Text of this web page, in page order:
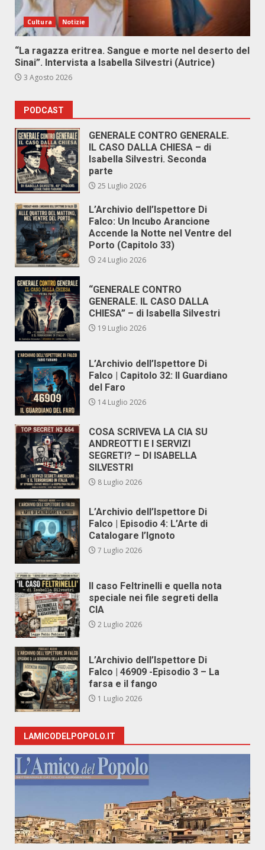
Cultura Notizie
“La ragazza eritrea. Sangue e morte nel deserto del
Sinai”. Intervista a Isabella Silvestri (Autrice)
3 Agosto 2026
PODCAST
GENERALE CONTRO GENERALE.
IL CASO DALLA CHIESA – di
Isabella Silvestri. Seconda
parte
25 Luglio 2026
L’Archivio dell’Ispettore Di
Falco: Un Incubo Arancione
Accende la Notte nel Ventre del
Porto (Capitolo 33)
24 Luglio 2026
“GENERALE CONTRO
GENERALE. IL CASO DALLA
CHIESA” – di Isabella Silvestri
19 Luglio 2026
L’Archivio dell’Ispettore Di
Falco | Capitolo 32: Il Guardiano
del Faro
14 Luglio 2026
COSA SCRIVEVA LA CIA SU
ANDREOTTI E I SERVIZI
SEGRETI? – DI ISABELLA
SILVESTRI
8 Luglio 2026
L’Archivio dell’Ispettore Di
Falco | Episodio 4: L’Arte di
Catalogare l’Ignoto
7 Luglio 2026
Il caso Feltrinelli e quella nota
speciale nei file segreti della
CIA
2 Luglio 2026
L’Archivio dell’Ispettore Di
Falco | 46909 -Episodio 3 – La
farsa e il fango
1 Luglio 2026
LAMICODELPOPOLO.IT